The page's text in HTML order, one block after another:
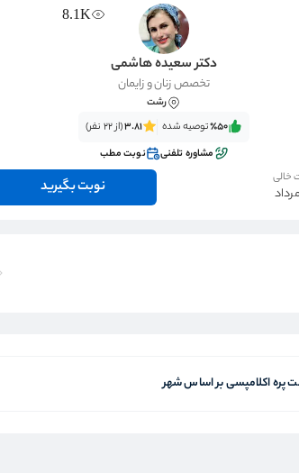
8.1K
دکتر سعیده هاشمی
تخصص زنان و زایمان
رشت
٪50‌‌‌توصیه شده 3.81(از 22 نفر)
مشاوره تلفنی
نوبت مطب
خالی
نوبت بگیرید
پره اکلامپسی بر اساس شهر